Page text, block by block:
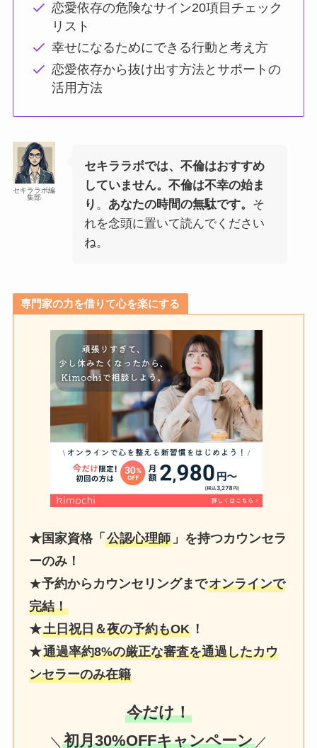
恋愛依存の危険なサイン20項目チェック
リスト
幸せになるためにできる行動と考え方
恋愛依存から抜け出す方法とサポートの
活用方法
セキララボ編
集部
セキララボでは、不倫はおすすめ
していません。不倫は不幸の始ま
り 。 あなたの時間の無駄です。 そ
れを念頭に置いて読んでください
ね。
専門家の力を借りて心を楽にする
★国家資格「公認心理師 」を持つカウンセラ
ーのみ！
★予約からカウンセリングまでオンラインで
完結！
★土日祝日＆夜の予約もOK ！
★通過率約8%の厳正な審査を通過したカウ
ンセラーのみ在籍
今だけ！
＼ 初月30%OFFキャンペーン ／